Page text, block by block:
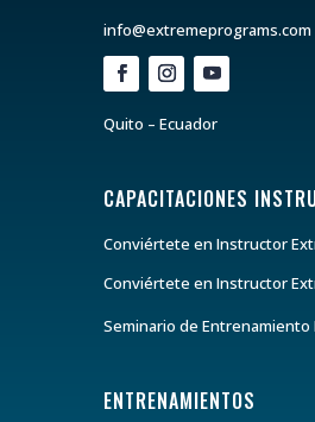
info@extremeprograms.com
Quito – Ecuador
CAPACITACIONES
Conviértete en Instructor
Conviértete en Instructor
Seminario de Entrenamiento
ENTRENAMIENTOS